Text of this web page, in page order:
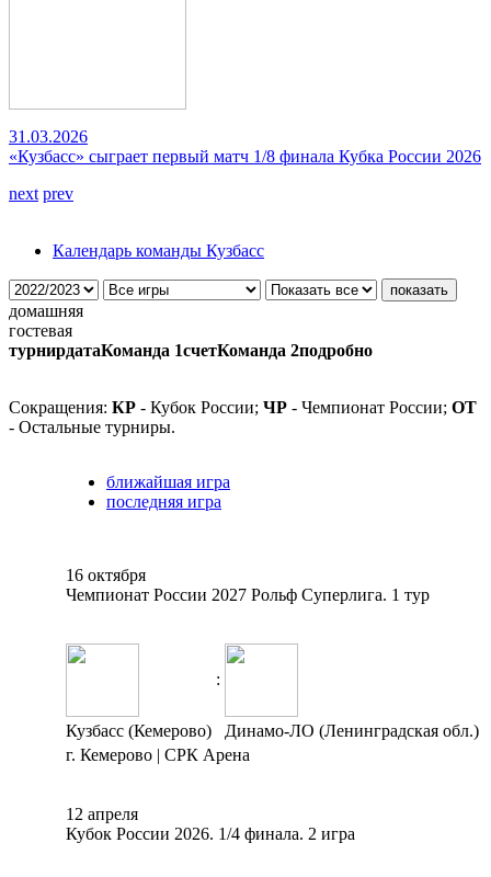
31.03.2026
«Кузбасс» сыграет первый матч 1/8 финала Кубка России 2026
next prev
Календарь команды Кузбасс
домашняя
гостевая
турнирдатаКоманда 1счетКоманда 2подробно
Сокращения: КР - Кубок России; ЧР - Чемпионат России; ОТ
- Остальные турниры.
ближайшая игра
последняя игра
16 октября
Чемпионат России 2027 Рольф Суперлига. 1 тур
:
Кузбасс (Кемерово)
Динамо-ЛО (Ленинградская обл.)
г. Кемерово | СРК Арена
12 апреля
Кубок России 2026. 1/4 финала. 2 игра